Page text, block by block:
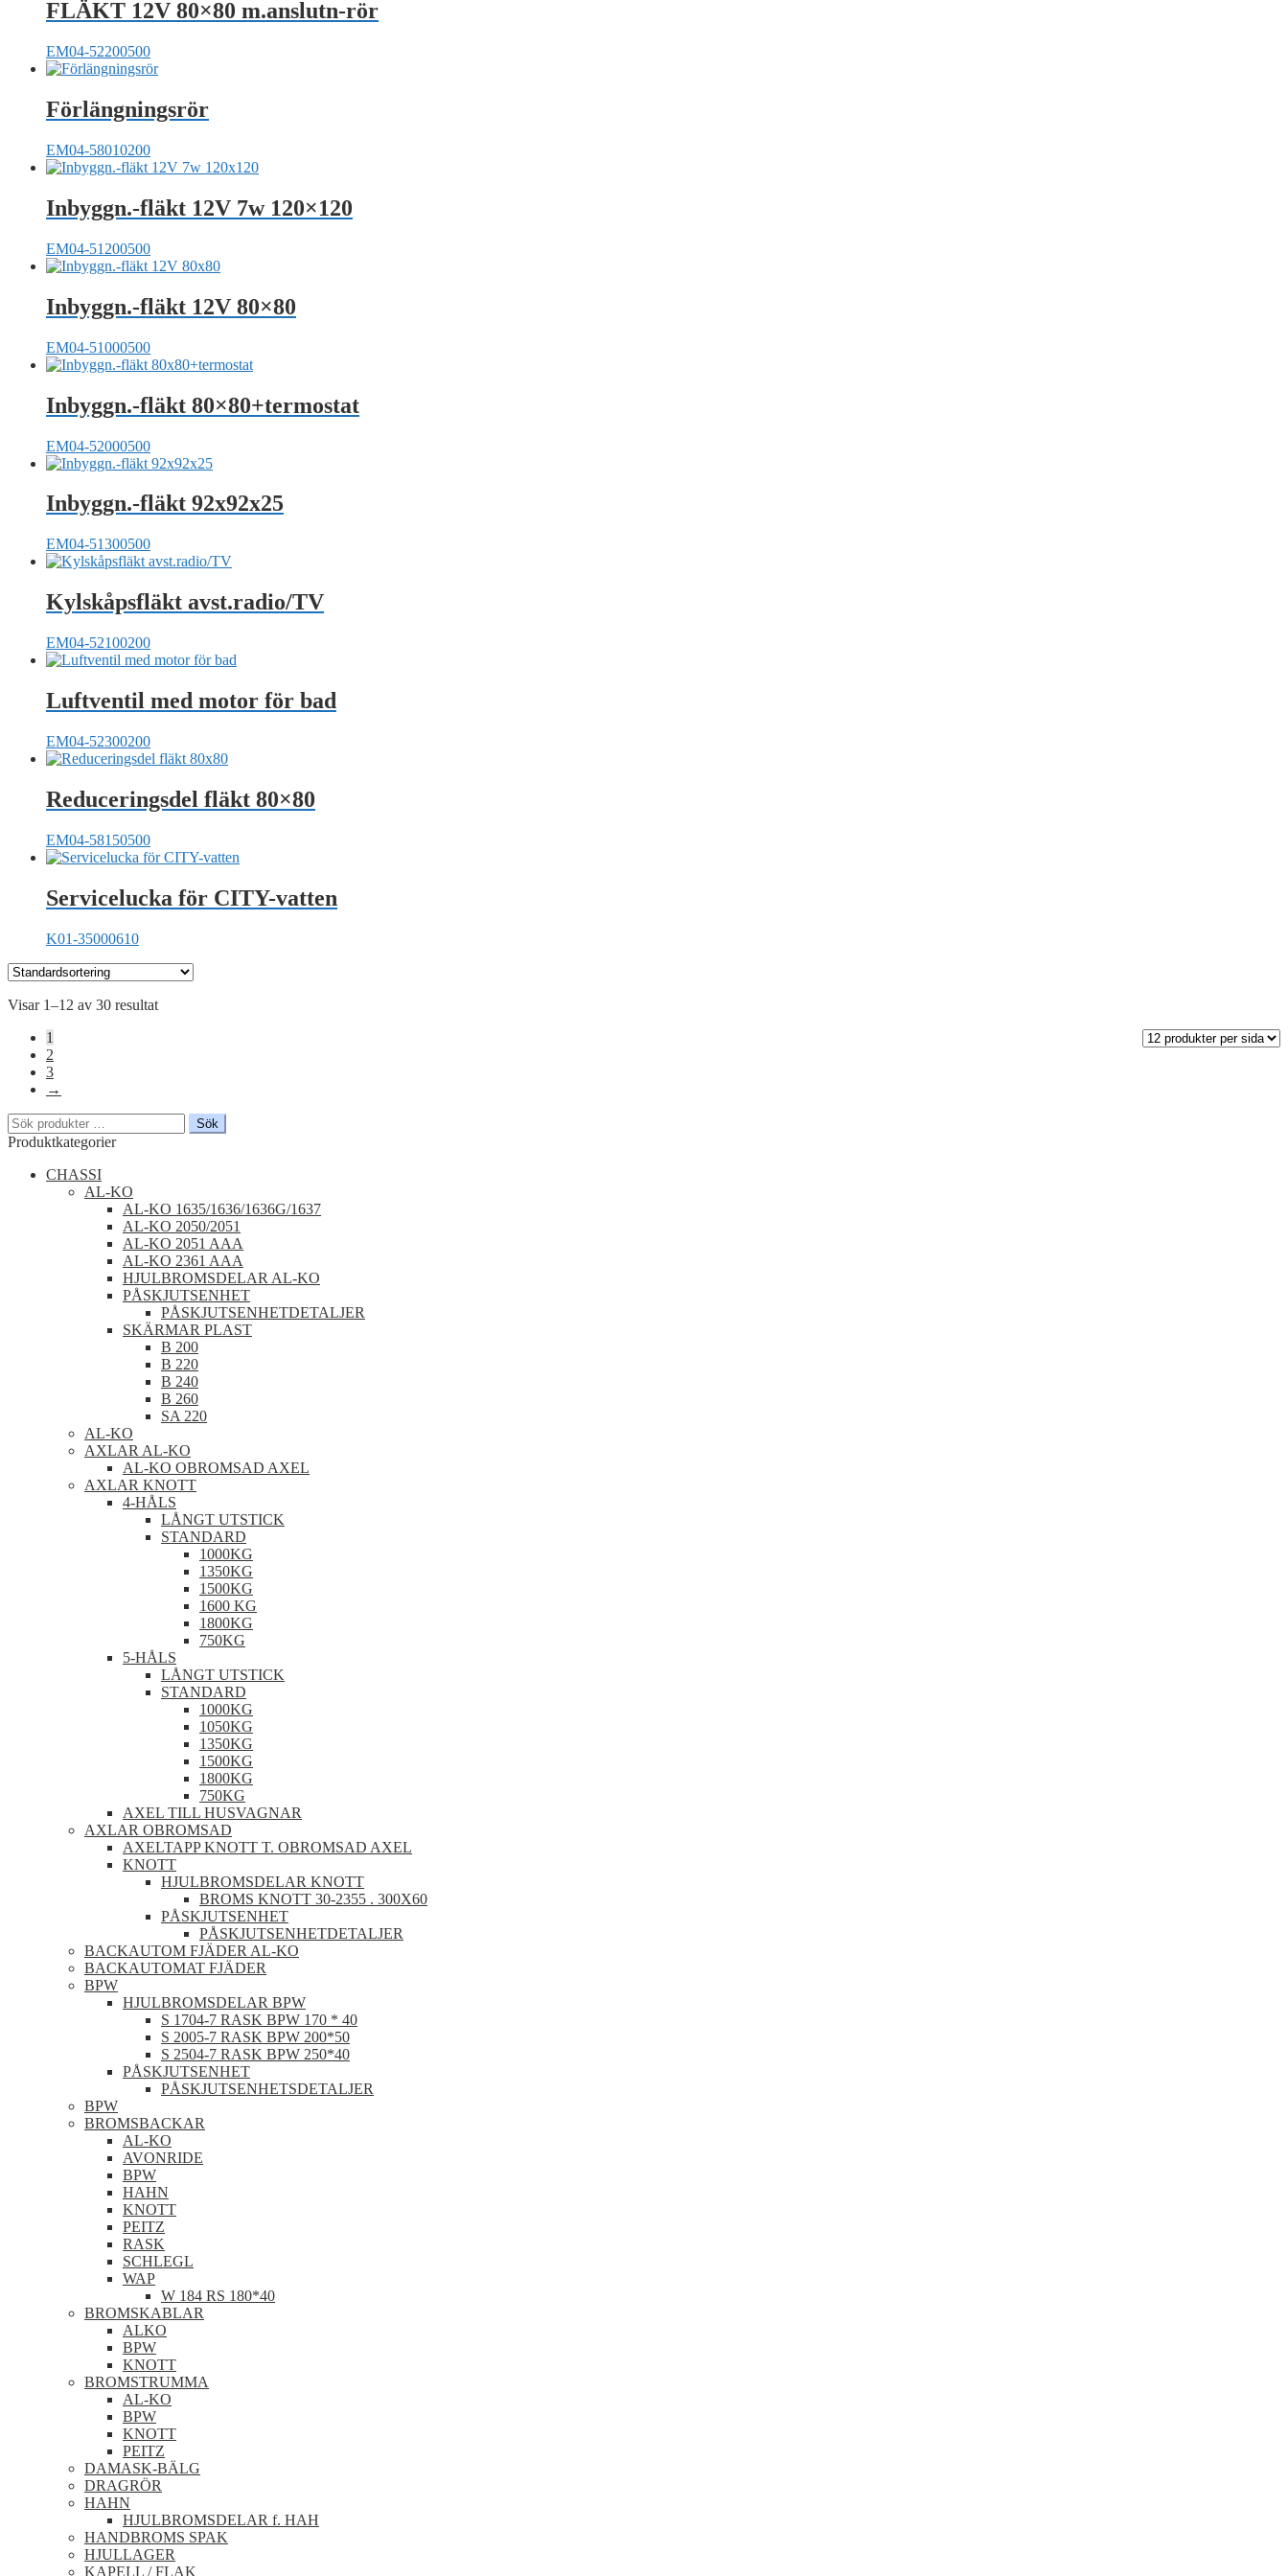
FLÄKT 12V 80×80 m.anslutn-rör
EM04-52200500
Förlängningsrör
EM04-58010200
Inbyggn.-fläkt 12V 7w 120×120
EM04-51200500
Inbyggn.-fläkt 12V 80×80
EM04-51000500
Inbyggn.-fläkt 80×80+termostat
EM04-52000500
Inbyggn.-fläkt 92x92x25
EM04-51300500
Kylskåpsfläkt avst.radio/TV
EM04-52100200
Luftventil med motor för bad
EM04-52300200
Reduceringsdel fläkt 80×80
EM04-58150500
Servicelucka för CITY-vatten
K01-35000610
Visar 1–12 av 30 resultat
1
2
3
→
Sök
efter:
Sök
Produktkategorier
CHASSI
AL-KO
AL-KO 1635/1636/1636G/1637
AL-KO 2050/2051
AL-KO 2051 AAA
AL-KO 2361 AAA
HJULBROMSDELAR AL-KO
PÅSKJUTSENHET
PÅSKJUTSENHETDETALJER
SKÄRMAR PLAST
B 200
B 220
B 240
B 260
SA 220
AL-KO
AXLAR AL-KO
AL-KO OBROMSAD AXEL
AXLAR KNOTT
4-HÅLS
LÅNGT UTSTICK
STANDARD
1000KG
1350KG
1500KG
1600 KG
1800KG
750KG
5-HÅLS
LÅNGT UTSTICK
STANDARD
1000KG
1050KG
1350KG
1500KG
1800KG
750KG
AXEL TILL HUSVAGNAR
AXLAR OBROMSAD
AXELTAPP KNOTT T. OBROMSAD AXEL
KNOTT
HJULBROMSDELAR KNOTT
BROMS KNOTT 30-2355 . 300X60
PÅSKJUTSENHET
PÅSKJUTSENHETDETALJER
BACKAUTOM FJÄDER AL-KO
BACKAUTOMAT FJÄDER
BPW
HJULBROMSDELAR BPW
S 1704-7 RASK BPW 170 * 40
S 2005-7 RASK BPW 200*50
S 2504-7 RASK BPW 250*40
PÅSKJUTSENHET
PÅSKJUTSENHETSDETALJER
BPW
BROMSBACKAR
AL-KO
AVONRIDE
BPW
HAHN
KNOTT
PEITZ
RASK
SCHLEGL
WAP
W 184 RS 180*40
BROMSKABLAR
ALKO
BPW
KNOTT
BROMSTRUMMA
AL-KO
BPW
KNOTT
PEITZ
DAMASK-BÄLG
DRAGRÖR
HAHN
HJULBROMSDELAR f. HAH
HANDBROMS SPAK
HJULLAGER
KAPELL / FLAK